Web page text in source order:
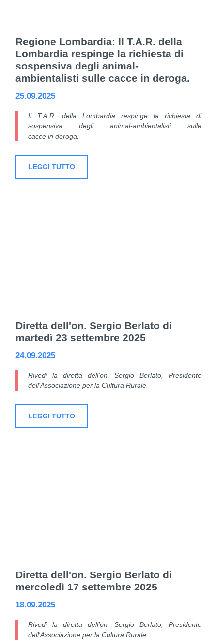
Regione Lombardia: Il T.A.R. della
Lombardia respinge la richiesta di
sospensiva degli animal-
ambientalisti sulle cacce in deroga.
25.09.2025
Il T.A.R. della Lombardia respinge la richiesta di
sospensiva degli animal-ambientalisti sulle
cacce in deroga.
LEGGI TUTTO
Diretta dell'on. Sergio Berlato di
martedì 23 settembre 2025
24.09.2025
Rivedi la diretta dell'on. Sergio Berlato, Presidente
dell'Associazione per la Cultura Rurale.
LEGGI TUTTO
Diretta dell'on. Sergio Berlato di
mercoledì 17 settembre 2025
18.09.2025
Rivedi la diretta dell'on. Sergio Berlato, Presidente
dell'Associazione per la Cultura Rurale.